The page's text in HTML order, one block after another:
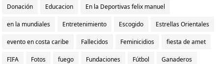
Donación Educacion En la Deportivas felix manuel
en la mundiales Entretenimiento Escogido Estrellas Orientales
evento en costa caribe Fallecidos Feminicidios fiesta de amet
FIFA Fotos fuego Fundaciones Fútbol Ganaderos